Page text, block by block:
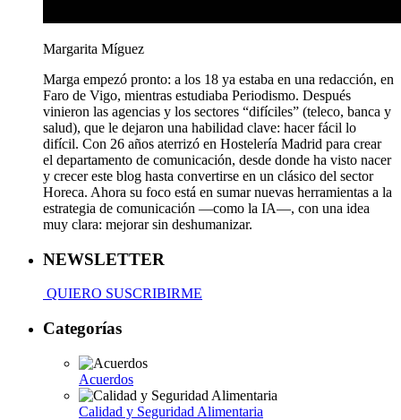
Margarita Míguez
Marga empezó pronto: a los 18 ya estaba en una redacción, en
Faro de Vigo, mientras estudiaba Periodismo. Después
vinieron las agencias y los sectores “difíciles” (teleco, banca y
salud), que le dejaron una habilidad clave: hacer fácil lo
difícil. Con 26 años aterrizó en Hostelería Madrid para crear
el departamento de comunicación, desde donde ha visto nacer
y crecer este blog hasta convertirse en un clásico del sector
Horeca. Ahora su foco está en sumar nuevas herramientas a la
estrategia de comunicación —como la IA—, con una idea
muy clara: mejorar sin deshumanizar.
NEWSLETTER
QUIERO SUSCRIBIRME
Categorías
Acuerdos
Calidad y Seguridad Alimentaria